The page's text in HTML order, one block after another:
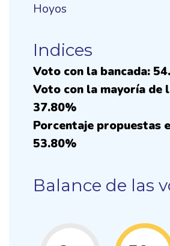
Hoyos
Indices
Voto con la bancada:
Voto con la mayoría de
37.80%
Porcentaje propuestas
53.80%
Balance de las